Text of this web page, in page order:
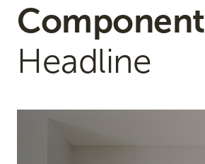
Component
Headline